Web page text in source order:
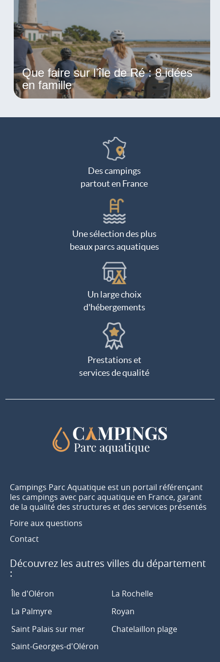
Que faire sur l’île de Ré : 8 idées
en famille
Des campings
partout en France
Une sélection des plus
beaux parcs aquatiques
Un large choix
d'hébergements
Prestations et
services de qualité
Campings Parc Aquatique est un portail référençant
les campings avec parc aquatique en France, garant
de la qualité des structures et des services présentés
Foire aux questions
Contact
Découvrez les autres villes du département
:
Île d'Oléron
La Rochelle
La Palmyre
Royan
Saint Palais sur mer
Chatelaillon plage
Saint-Georges-d'Oléron